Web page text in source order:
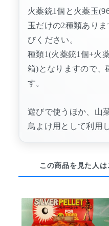
火薬銃1個と火薬玉
玉だけの2種類あり
びください。
種類1(火薬銃1個+火
箱)となりますので、
す。
遊びで使うほか、山
鳥よけ用として利用
この商品を見た人